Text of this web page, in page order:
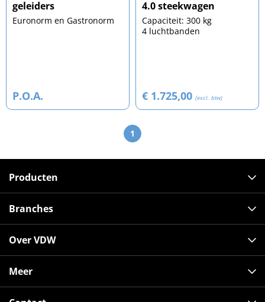
geleiders
Euronorm en Gastronorm
P.O.A.
4.0 steekwagen
Capaciteit: 300 kg
4 luchtbanden
€ 1.725,00 (excl. btw)
1
Producten
Branches
Over VDW
Meer